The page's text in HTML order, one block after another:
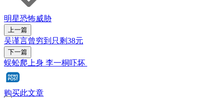
明星恐怖威胁
上一篇
吴谨言曾穷到只剩38元
下一篇
蜈蚣爬上身 李一桐吓坏
购买此文章